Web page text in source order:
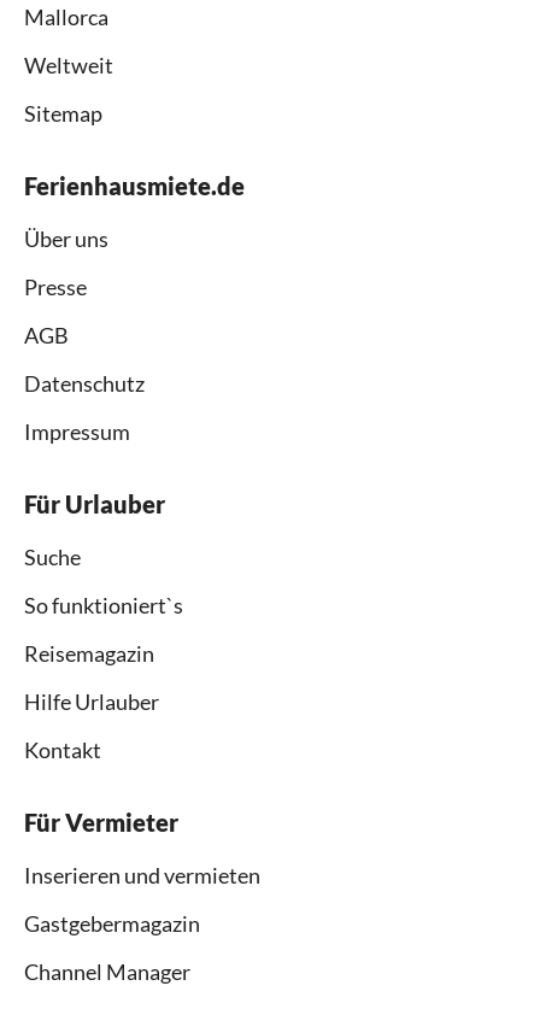
Mallorca
Weltweit
Sitemap
Ferienhausmiete.de
Über uns
Presse
AGB
Datenschutz
Impressum
Für Urlauber
Suche
So funktioniert`s
Reisemagazin
Hilfe Urlauber
Kontakt
Für Vermieter
Inserieren und vermieten
Gastgebermagazin
Channel Manager